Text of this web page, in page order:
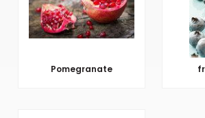
Pomegranate